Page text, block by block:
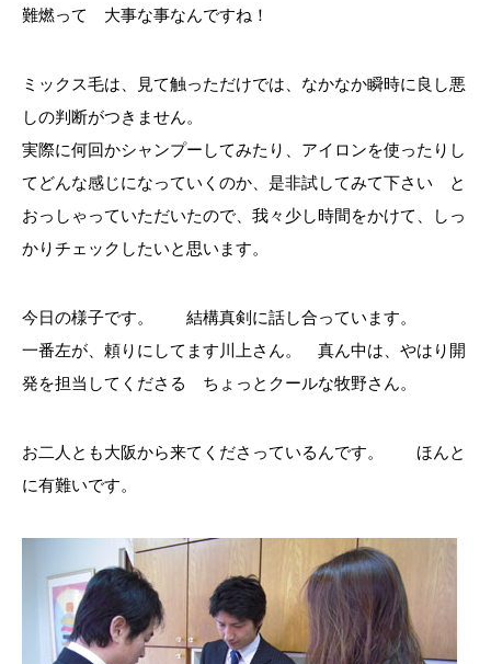
難燃って 大事な事なんですね！
ミックス毛は、見て触っただけでは、なかなか瞬時に良し悪
しの判断がつきません。
実際に何回かシャンプーしてみたり、アイロンを使ったりし
てどんな感じになっていくのか、是非試してみて下さい と
おっしゃっていただいたので、我々少し時間をかけて、しっ
かりチェックしたいと思います。
今日の様子です。 結構真剣に話し合っています。
一番左が、頼りにしてます川上さん。 真ん中は、やはり開
発を担当してくださる ちょっとクールな牧野さん。
お二人とも大阪から来てくださっているんです。 ほんと
に有難いです。